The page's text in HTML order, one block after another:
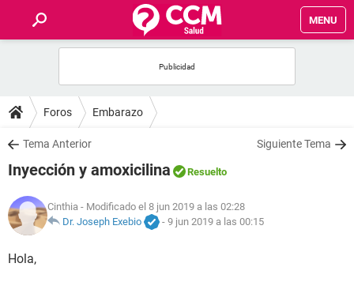
MENU
FOROS
SALUD
FAMILIA
NUTRICIÓN
BIENESTAR
Foros Embarazo
Tema Anterior Siguiente Tema
Inyección y amoxicilina Resuelto
Cinthia - Modificado el 8 jun 2019 a las 02:28
Dr. Joseph Exebio
- 9 jun 2019 a las 00:15
Hola,